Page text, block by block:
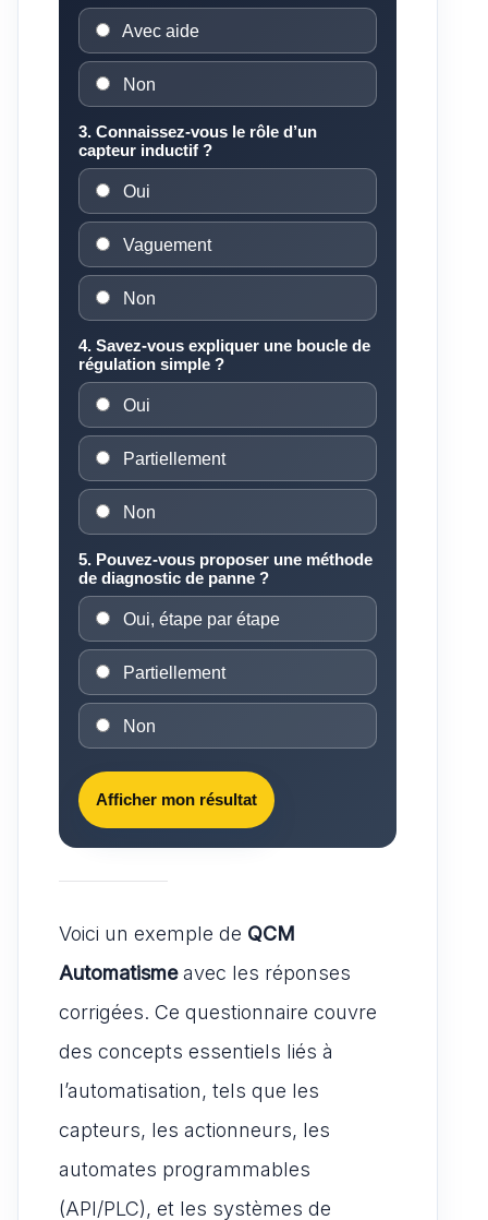
Avec aide
Non
3. Connaissez-vous le rôle d’un
capteur inductif ?
Oui
Vaguement
Non
4. Savez-vous expliquer une boucle de
régulation simple ?
Oui
Partiellement
Non
5. Pouvez-vous proposer une méthode
de diagnostic de panne ?
Oui, étape par étape
Partiellement
Non
Afficher mon résultat
Voici un exemple de QCM
Automatismeavec les réponses
corrigées. Ce questionnaire couvre
des concepts essentiels liés à
l’automatisation, tels que les
capteurs, les actionneurs, les
automates programmables
(API/PLC), et les systèmes de